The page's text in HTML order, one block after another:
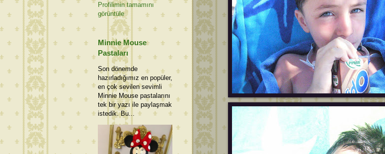
Profilimin tamamını
görüntüle
Minnie Mouse
Pastaları
Son dönemde
hazırladığımız en popüler,
en çok sevilen sevimli
Minnie Mouse pastalarını
tek bir yazı ile paylaşmak
istedik. Bu...